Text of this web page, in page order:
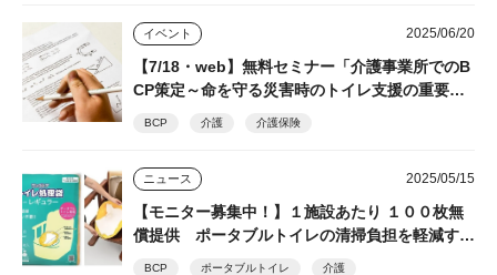
イベント 2025/06/20
【7/18・web】無料セミナー「介護事業所でのB
CP策定～命を守る災害時のトイレ支援の重要
性」 シルバー産業新聞主催 後日視聴できるア
BCP 介護 介護保険
ニュース 2025/05/15
【モニター募集中！】１施設あたり １００枚無
償提供 ポータブルトイレの清掃負担を軽減する
トイレ処理袋「ワンズケアシリーズ」 総合サー
BCP ポータブルトイレ 介護